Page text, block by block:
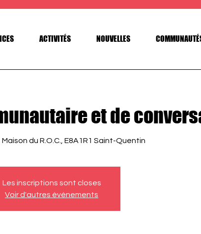
ACTIVITÉS NOUVELLES
et de
Maison du R.O.C., E8A1R1 Saint-Quentin
Les inscriptions sont closes
Voir d'autres événements